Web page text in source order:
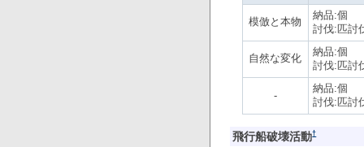
模倣と本物
納品:個
討伐:匹討
自然な変化
納品:個
討伐:匹討
-
納品:個
討伐:匹討
飛行船破壊活動†